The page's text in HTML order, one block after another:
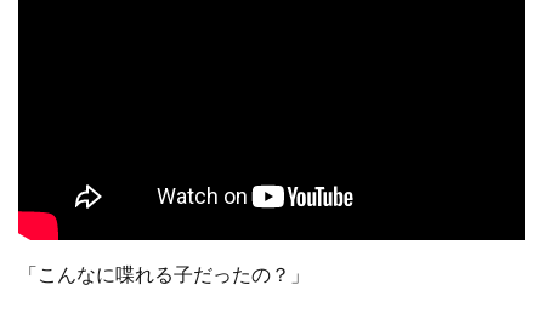
「こんなに喋れる子だったの？」